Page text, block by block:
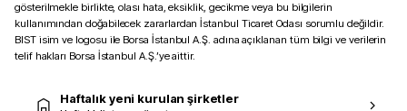
gösterilmekle birlikte, olası hata, eksiklik, gecikme veya bu bilgilerin
kullanımından doğabilecek zararlardan İstanbul Ticaret Odası sorumlu değildir.
BIST isim ve logosu ile Borsa İstanbul A.Ş. adına açıklanan tüm bilgi ve verilerin
telif hakları Borsa İstanbul A.Ş.’ye aittir.
Haftalık yeni kurulan şirketler